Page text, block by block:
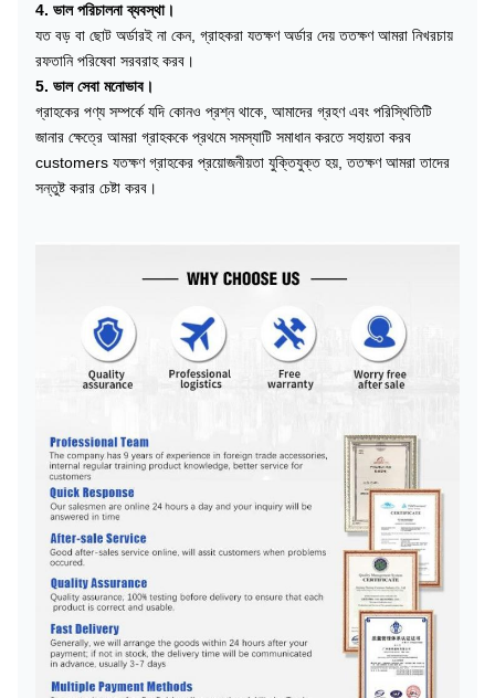
4. ভাল পরিচালনা ব্যবস্থা।
যত বড় বা ছোট অর্ডারই না কেন, গ্রাহকরা যতক্ষণ অর্ডার দেয় ততক্ষণ আমরা নিখরচায়
রফতানি পরিষেবা সরবরাহ করব।
5. ভাল সেবা মনোভাব।
গ্রাহকের পণ্য সম্পর্কে যদি কোনও প্রশ্ন থাকে, আমাদের গ্রহণ এবং পরিস্থিতিটি
জানার ক্ষেত্রে আমরা গ্রাহককে প্রথমে সমস্যাটি সমাধান করতে সহায়তা করব
customers যতক্ষণ গ্রাহকের প্রয়োজনীয়তা যুক্তিযুক্ত হয়, ততক্ষণ আমরা তাদের
সন্তুষ্ট করার চেষ্টা করব।